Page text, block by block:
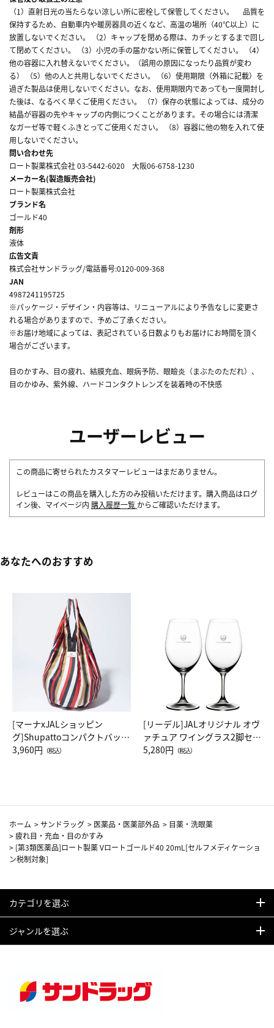
（1）直射日光の当たらない涼しい所に密栓して保管してください。 品質を
保持するため、自動車内や暖房器具の近くなど、高温の場所（40℃以上）に
放置しないでください。 （2）キャップを閉める際は、カチッとするまで回し
て閉めてください。 （3）小児の手の届かない所に保管してください。 （4）
他の容器に入れ替えないでください。（誤用の原因になったり品質が変わ
る） （5）他の人と共用しないでください。 （6）使用期限（外箱に記載）を
過ぎた製品は使用しないでください。なお、使用期限内であっても一度開封し
た後は、なるべく早くご使用ください。 （7）保存の状態によっては、成分の
結晶が容器の先やキャップの内側につくことがあります。その場合には清潔
なガーゼ等で軽くふきとってご使用ください。 （8）容器に他の物を入れて使
用しないでください。
問い合わせ先
ロート製薬株式会社 03-5442-6020 大阪06-6758-1230
メーカー名(製造販売会社)
ロート製薬株式会社
ブランド名
ゴールド40
剤形
液体
広告文責
株式会社サンドラッグ/電話番号:0120-009-368
JAN
4987241195725
※パッケージ・デザイン・内容等は、リニューアルにより予告なしに変更さ
れる場合がありますので、予めご了承ください。
※お届け地域によっては、表記されている日数よりもお届けにお時間を頂く
場合がございます。
目のかすみ、目の疲れ、結膜充血、眼病予防、眼瞼炎（まぶたのただれ）、
目のかゆみ、紫外線、ハードコンタクトレンズを装着時の不快感
ユーザーレビュー
この商品に寄せられたカスタマーレビューはまだありません。
レビューはこの商品を購入した方のみ投稿いただけます。購入商品はログ
イン後、マイページ内 購入履歴一覧 からご確認いただけます。
あなたへのおすすめ
[マーナxJALショッピン
グ]Shupattoコンパクトバッグ
Drop JAL客室乗務員（LC）ス
3,960円 （税込）
[リーデル]JALオリジナル オヴ
ァチュア ワイングラス2脚セッ
ト（レッドワイン）
5,280円 （税込）
ホーム >サンドラッグ > 医薬品・医薬部外品 > 目薬・洗眼薬
>疲れ目・充血・目のかすみ
> [第3類医薬品]ロート製薬 Vロートゴールド40 20mL[セルフメディケーショ
ン税制対象]
カテゴリを選ぶ
ジャンルを選ぶ